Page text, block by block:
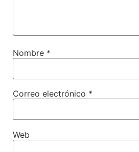
Nombre *
Correo electrónico *
Web